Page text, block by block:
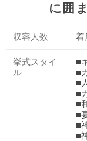
に囲
収容人数 着
挙式スタイ
ル
■
■
■
■
■
■
■
■